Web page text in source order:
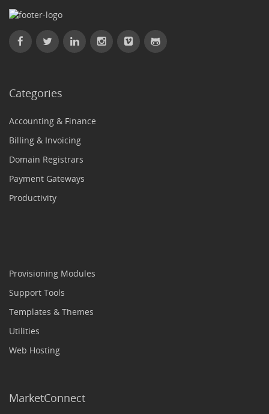
Categories
Accounting & Finance
Billing & Invoicing
Domain Registrars
Payment Gateways
Productivity
Provisioning Modules
Support Tools
Templates & Themes
Utilities
Web Hosting
MarketConnect